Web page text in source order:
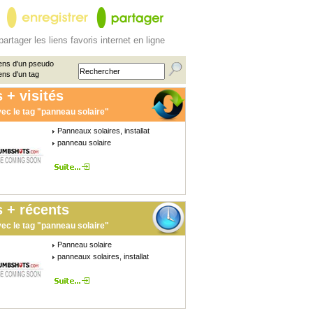
les liens favoris internet en ligne
d'un pseudo
d'un tag
+ visités
le tag "panneau solaire"
Panneaux solaires, installat
panneau solaire
+ récents
le tag "panneau solaire"
Panneau solaire
panneaux solaires, installat